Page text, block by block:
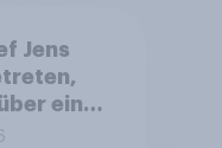
Jens
eine
Ausland